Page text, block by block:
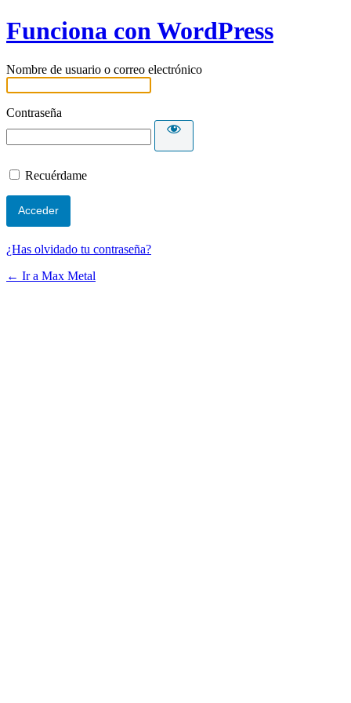
Funciona con WordPress
Nombre de usuario o correo electrónico
Contraseña
Recuérdame
¿Has olvidado tu contraseña?
← Ir a Max Metal